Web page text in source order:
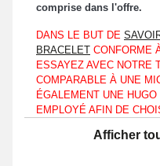
comprise dans l'offre.
DANS LE BUT DE
BRACELET CONFORME
ESSAYEZ AVEC NOTRE
COMPARABLE À UNE
ÉGALEMENT UNE
EMPLOYÉ AFIN DE
L'HORLOGÈRE DONT
Afficher